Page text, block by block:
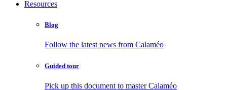
Resources
Blog
Follow the latest news from Calaméo
Guided tour
Pick up this document to master Calaméo